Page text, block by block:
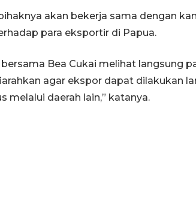
akan bekerja sama dengan
para eksportir di Papua.
Bea Cukai melihat langsung
agar ekspor dapat dilakukan
melalui daerah lain,” katanya.